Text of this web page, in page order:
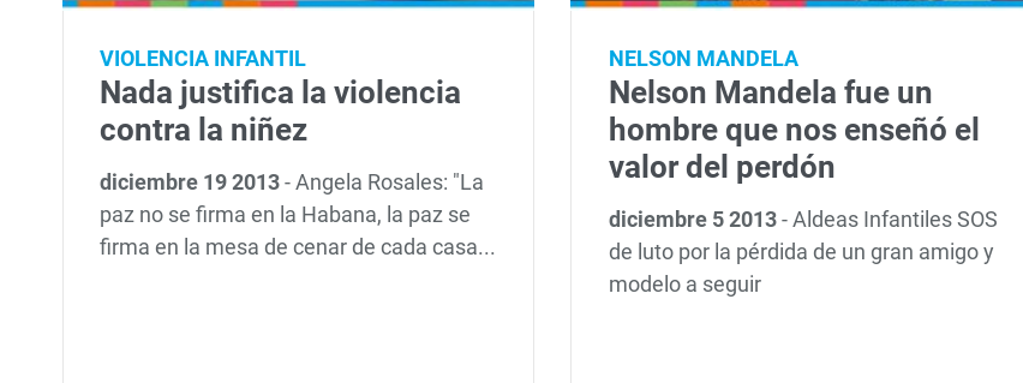
VIOLENCIA INFANTIL
Nada justifica la violencia
contra la niñez
diciembre 19 2013-Angela Rosales: "La
paz no se firma en la Habana, la paz se
firma en la mesa de cenar de cada casa...
NELSON MANDELA
Nelson Mandela fue un
hombre que nos enseñó el
valor del perdón
diciembre 5 2013-Aldeas Infantiles SOS
de luto por la pérdida de un gran amigo y
modelo a seguir